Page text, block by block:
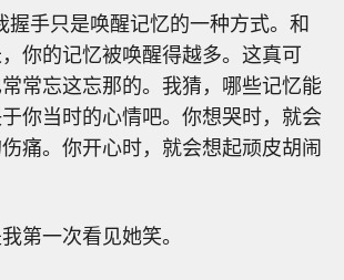
握手只是唤醒记忆的一种方式。和
你的记忆被唤醒得越多。这真可
常忘这忘那的。我猜，哪些记忆能
你当时的心情吧。你想哭时，就会
痛。你开心时，就会想起顽皮胡闹
第一次看见她笑。